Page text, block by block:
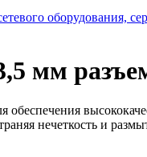
оборудования,
мм
обеспечения
нечеткость и